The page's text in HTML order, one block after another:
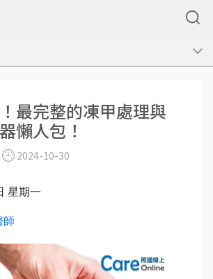
最完整的凍甲處理與
懶人包！
2024-10-30
星期一
師